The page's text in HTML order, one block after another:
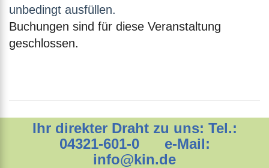
unbedingt ausfüllen.
Buchungen sind für diese Veranstaltung
geschlossen.
Ihr direkter Draht zu uns: Tel.:
04321-601-0 e-Mail:
info@kin.de